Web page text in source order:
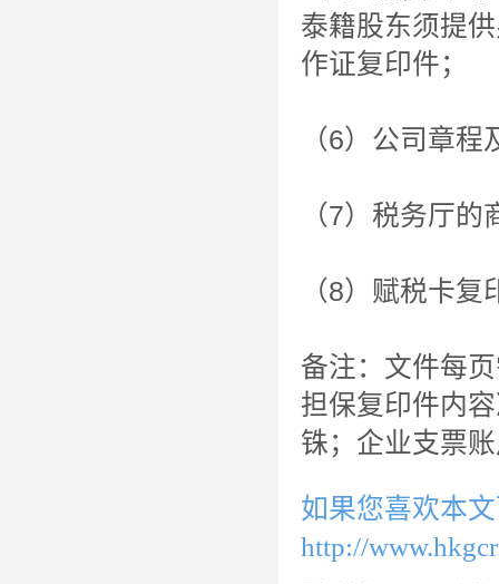
泰籍股东须提
作证复印件；
（6）公司章
（7）税务厅
（8）赋税卡
备注：文件每
担保复印件内
铢；企业支票
如果您喜欢本
http://